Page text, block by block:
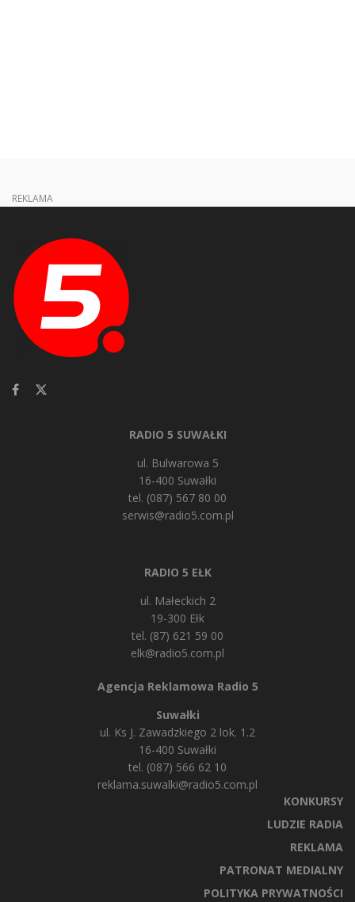
REKLAMA
RADIO 5 SUWAŁKI
ul. Bulwarowa 5
16-400 Suwałki
tel. (087) 567 80 00
serwis@radio5.com.pl
RADIO 5 EŁK
ul. Małeckich 2
19-300 Ełk
tel. (87) 621 59 00
elk@radio5.com.pl
Agencja Reklamowa Radio 5
Suwałki
ul. Ks J. Zawadzkiego 2 lok. 1.2
16-400 Suwałki
tel. (087) 566 62 10
reklama.suwalki@radio5.com.pl
KONKURSY
LUDZIE RADIA
REKLAMA
PATRONAT MEDIALNY
POLITYKA PRYWATNOŚCI